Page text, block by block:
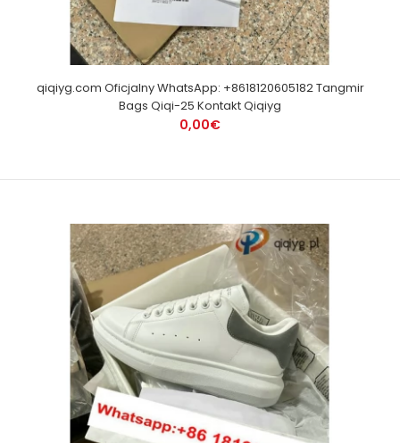
qiqiyg.com Oficjalny WhatsApp: +8618120605182 Tangmir
Bags Qiqi-25 Kontakt Qiqiyg
0,00€